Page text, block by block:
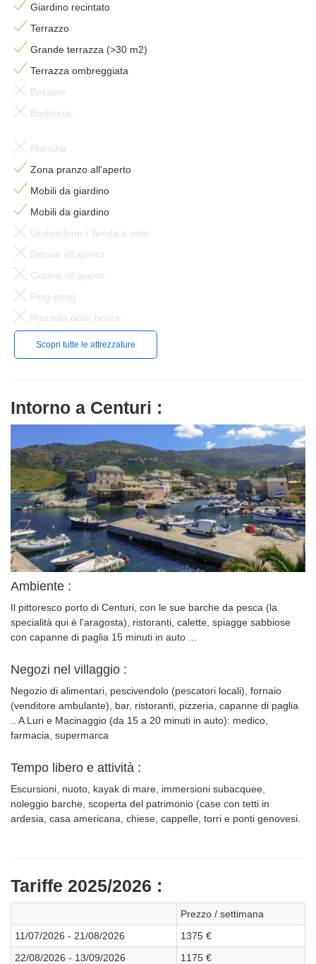
Giardino recintato
Terrazzo
Grande terrazza (>30 m2)
Terrazza ombreggiata
Balcone
Barbecue
Plancha
Zona pranzo all'aperto
Mobili da giardino
Mobili da giardino
Ombrellone / Tenda a vela
Doccia all'aperto
Cucina all'aperto
Ping-pong
Piazzola delle bocce
Scopri tutte le attrezzature
Intorno a Centuri :
Ambiente :
Il pittoresco porto di Centuri, con le sue barche da pesca (la
specialità qui è l'aragosta), ristoranti, calette, spiagge sabbiose
con capanne di paglia 15 minuti in auto ...
Negozi nel villaggio :
Negozio di alimentari, pescivendolo (pescatori locali), fornaio
(venditore ambulante), bar, ristoranti, pizzeria, capanne di paglia
.. A Luri e Macinaggio (da 15 a 20 minuti in auto): medico,
farmacia, supermarca
Tempo libero e attività :
Escursioni, nuoto, kayak di mare, immersioni subacquee,
noleggio barche, scoperta del patrimonio (case con tetti in
ardesia, casa americana, chiese, cappelle, torri e ponti genovesi.
Tariffe 2025/2026 :
Prezzo / settimana
11/07/2026 - 21/08/2026
1375 €
22/08/2026 - 13/09/2026
1175 €